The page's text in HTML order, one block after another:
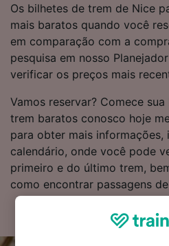
Os bilhetes de trem de Nice
mais baratos quando você
em comparação com a
pesquisa em nosso
verificar os preços mais
Vamos reservar? Comece
trem baratos conosco hoje
para obter mais informações,
calendário, onde você pode
primeiro e do último trem,
como encontrar passagens